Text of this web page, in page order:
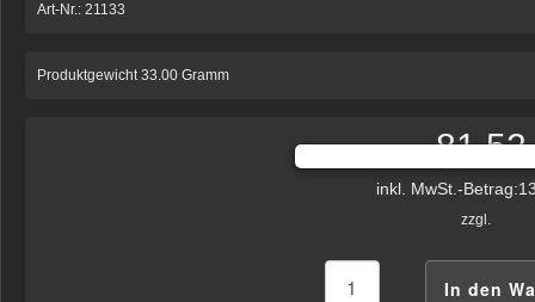
Art-Nr.: 21133
Produktgewicht 33.00 Gramm
81,52
inkl. MwSt.-Betrag:
zzgl.